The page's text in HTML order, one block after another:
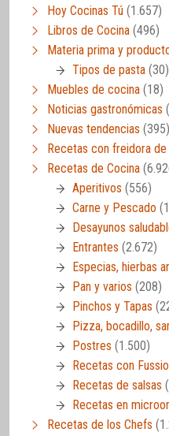
Hoy Cocinas Tú (1.657)
Libros de Cocina (496)
Materia prima y
Tipos de pasta (30)
Muebles de cocina (18)
Noticias gastronómicas
Nuevas tendencias (395)
Recetas con freidora
Recetas de Cocina
Aperitivos (556)
Carne y Pescado
Desayunos
Entrantes (2.672)
Especias, hierbas
Pan y varios (208)
Pinchos y Tapas
Pizza, bocadillo,
Postres (1.500)
Recetas con
Recetas de salsas
Recetas en
Recetas de los Chefs